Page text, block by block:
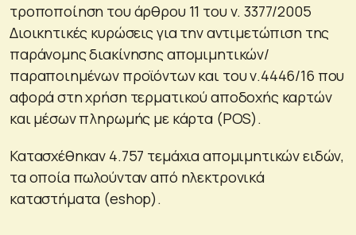
τροποποίηση του άρθρου 11 του ν. 3377/2005
Διοικητικές κυρώσεις για την αντιμετώπιση της
παράνομης διακίνησης απομιμητικών/
παραποιημένων προϊόντων και του ν.4446/16 που
αφορά στη χρήση τερματικού αποδοχής καρτών
και μέσων πληρωμής με κάρτα (POS).
Κατασχέθηκαν 4.757 τεμάχια απομιμητικών ειδών,
τα οποία πωλούνταν από ηλεκτρονικά
καταστήματα (eshop).